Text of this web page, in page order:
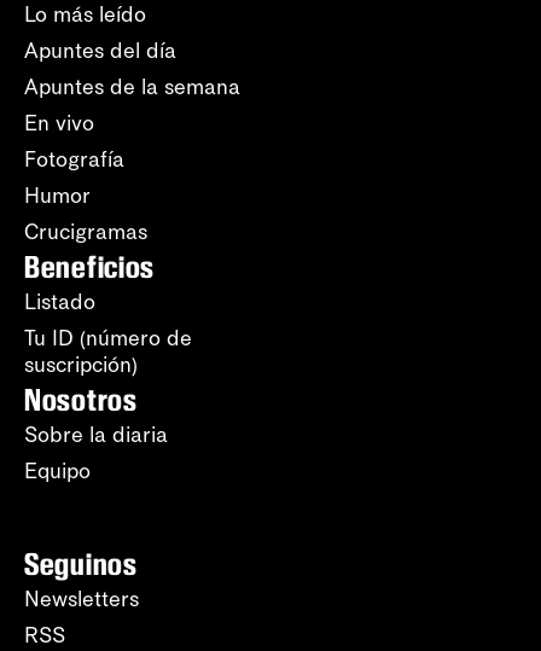
Lo más leído
Apuntes del día
Apuntes de la semana
En vivo
Fotografía
Humor
Crucigramas
Beneficios
Listado
Tu ID (número de
suscripción)
Nosotros
Sobre la diaria
Equipo
Seguinos
Newsletters
RSS